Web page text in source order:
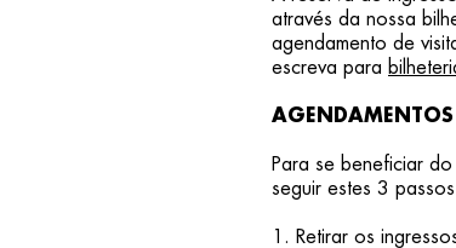
através da nossa
agendamento de
escreva para
AGENDAMENTOS
Para se beneficiar
seguir estes 3
1. Retirar os